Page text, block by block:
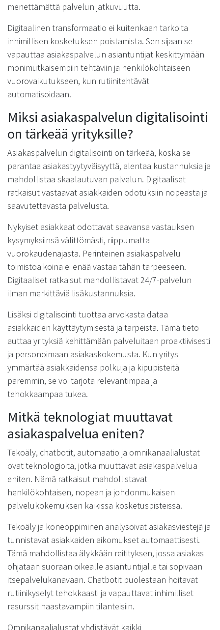
menettämättä palvelun jatkuvuutta.
Digitaalinen transformaatio ei kuitenkaan tarkoita
inhimillisen kosketuksen poistamista. Sen sijaan se
vapauttaa asiakaspalvelun asiantuntijat keskittymään
monimutkaisempiin tehtäviin ja henkilökohtaiseen
vuorovaikutukseen, kun rutiinitehtävät
automatisoidaan.
Miksi asiakaspalvelun digitalisointi
on tärkeää yrityksille?
Asiakaspalvelun digitalisointi on tärkeää, koska se
parantaa asiakastyytyväisyyttä, alentaa kustannuksia ja
mahdollistaa skaalautuvan palvelun. Digitaaliset
ratkaisut vastaavat asiakkaiden odotuksiin nopeasta ja
saavutettavasta palvelusta.
Nykyiset asiakkaat odottavat saavansa vastauksen
kysymyksiinsä välittömästi, riippumatta
vuorokaudenajasta. Perinteinen asiakaspalvelu
toimistoaikoina ei enää vastaa tähän tarpeeseen.
Digitaaliset ratkaisut mahdollistavat 24/7-palvelun
ilman merkittäviä lisäkustannuksia.
Lisäksi digitalisointi tuottaa arvokasta dataa
asiakkaiden käyttäytymisestä ja tarpeista. Tämä tieto
auttaa yrityksiä kehittämään palveluitaan proaktiivisesti
ja personoimaan asiakaskokemusta. Kun yritys
ymmärtää asiakkaidensa polkuja ja kipupisteitä
paremmin, se voi tarjota relevantimpaa ja
tehokkaampaa tukea.
Mitkä teknologiat muuttavat
asiakaspalvelua eniten?
Tekoäly, chatbotit, automaatio ja omnikanaalialustat
ovat teknologioita, jotka muuttavat asiakaspalvelua
eniten. Nämä ratkaisut mahdollistavat
henkilökohtaisen, nopean ja johdonmukaisen
palvelukokemuksen kaikissa kosketuspisteissä.
Tekoäly ja koneoppiminen analysoivat asiakasviestejä ja
tunnistavat asiakkaiden aikomukset automaattisesti.
Tämä mahdollistaa älykkään reitityksen, jossa asiakas
ohjataan suoraan oikealle asiantuntijalle tai sopivaan
itsepalvelukanavaan. Chatbotit puolestaan hoitavat
rutiinikyselyt tehokkaasti ja vapauttavat inhimilliset
resurssit haastavampiin tilanteisiin.
Omnikanaalialustat yhdistävät kaikki